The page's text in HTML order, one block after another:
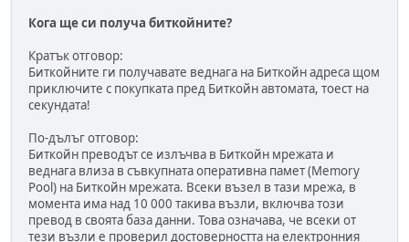
Кога ще си получа биткойните?
Кратък отговор:
Биткойните ги получавате веднага на Биткойн адреса щом
приключите с покупката пред Биткойн автомата, тоест на
секундата!
По-дълъг отговор:
Биткойн преводът се излъчва в Биткойн мрежата и
веднага влиза в съвкупната оперативна памет (Memory
Pool) на Биткойн мрежата. Всеки възел в тази мрежа, в
момента има над 10 000 такива възли, включва този
превод в своята база данни. Това означава, че всеки от
тези възли е проверил достоверността на електронния